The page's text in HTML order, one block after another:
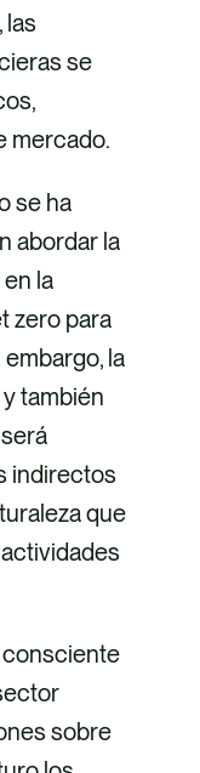
las
se
mercado.
se ha
abordar la
la
zero para
la
también
indirectos
que
consciente
sobre